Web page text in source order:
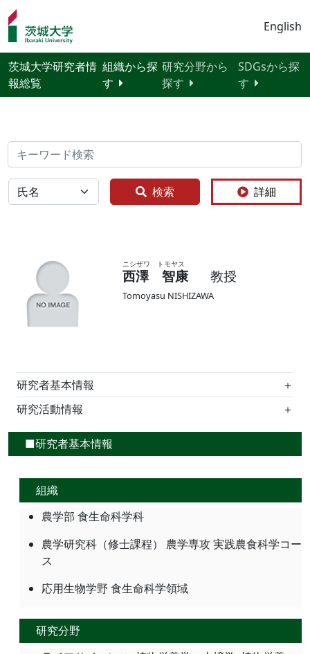
English
茨城大学研究者情
報総覧
組織から探
す
研究分野から
探す
SDGsから探
す
検索
全体 検索 詳細
ニシザワ トモヤス
西澤 智康 教授
Tomoyasu NISHIZAWA
研究者基本情報
＋
研究活動情報
＋
■研究者基本情報
組織
農学部 食生命科学科
農学研究科（修士課程） 農学専攻 実践農食科学コー
ス
応用生物学野 食生命科学領域
研究分野